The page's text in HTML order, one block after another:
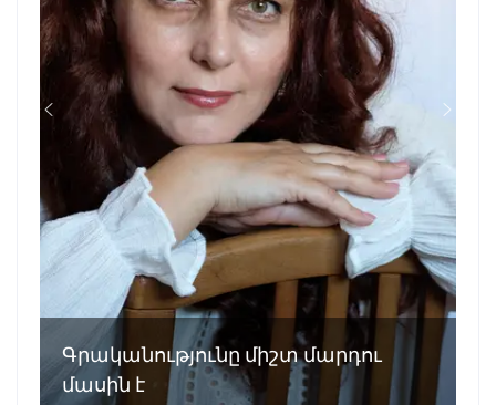
Գրականությունը միշտ մարդու
մասին է